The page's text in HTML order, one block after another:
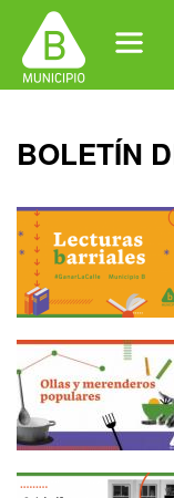
navigation
Back
to
BOLETÍN